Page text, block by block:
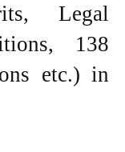
Legal
138
etc.) in